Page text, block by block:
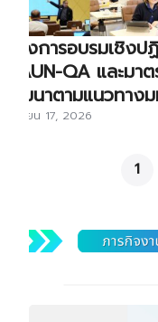
โครงการอบรมเชิง
สู่ AUN-QA และมา
พัฒนาตามแนวทาง
มิถุนายน 17, 2026
1